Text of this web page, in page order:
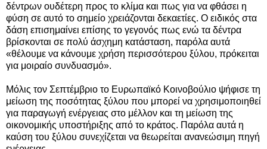
δέντρων ουδέτερη προς το κλίμα και πως για να φθάσει η
φύση σε αυτό το σημείο χρειάζονται δεκαετίες. Ο ειδικός στα
δάση επισημαίνει επίσης το γεγονός πως ενώ τα δέντρα
βρίσκονται σε πολύ άσχημη κατάσταση, παρόλα αυτά
«θέλουμε να κάνουμε χρήση περισσότερου ξύλου, πρόκειται
για μοιραίο συνδυασμό».
Μόλις τον Σεπτέμβριο το Ευρωπαϊκό Κοινοβούλιο ψήφισε τη
μείωση της ποσότητας ξύλου που μπορεί να χρησιμοποιηθεί
για παραγωγή ενέργειας στο μέλλον και τη μείωση της
οικονομικής υποστήριξης από το κράτος. Παρόλα αυτά η
καύση του ξύλου συνεχίζεται να θεωρείται ανανεώσιμη πηγή